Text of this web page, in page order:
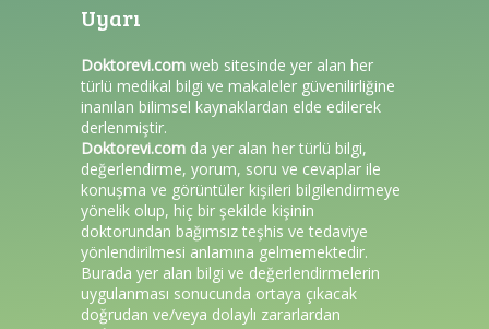
Uyarı
Doktorevi.comweb sitesinde yer alan her
türlü medikal bilgi ve makaleler güvenilirliğine
inanılan bilimsel kaynaklardan elde edilerek
derlenmiştir.
Doktorevi.comda yer alan her türlü bilgi,
değerlendirme, yorum, soru ve cevaplar ile
konuşma ve görüntüler kişileri bilgilendirmeye
yönelik olup, hiç bir şekilde kişinin
doktorundan bağımsız teşhis ve tedaviye
yönlendirilmesi anlamına gelmemektedir.
Burada yer alan bilgi ve değerlendirmelerin
uygulanması sonucunda ortaya çıkacak
doğrudan ve/veya dolaylı zararlardan